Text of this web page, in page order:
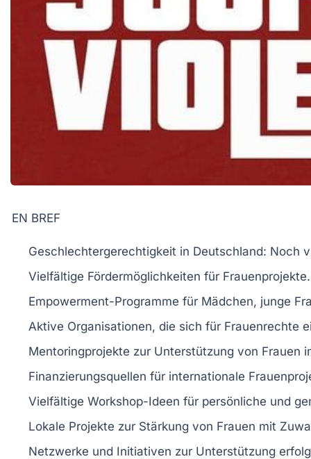
EN BREF
Geschlechtergerechtigkeit in Deutschland: Noch
Vielfältige Fördermöglichkeiten für Frauenprojekte.
Empowerment-Programme für Mädchen, junge
Aktive Organisationen, die sich für Frauenrechte
Mentoringprojekte zur Unterstützung von Frauen
Finanzierungsquellen für internationale
Vielfältige Workshop-Ideen für persönliche und
Lokale Projekte zur Stärkung von Frauen mit
Netzwerke und Initiativen zur Unterstützung